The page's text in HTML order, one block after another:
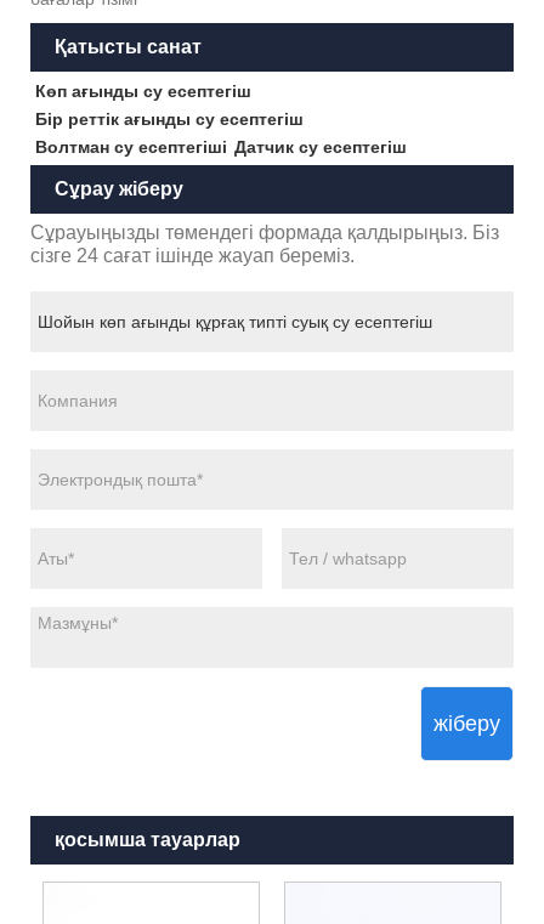
Қатысты санат
Көп ағынды су есептегіш
Бір реттік ағынды су есептегіш
Волтман су есептегіші Датчик су есептегіш
Сұрау жіберу
Сұрауыңызды төмендегі формада қалдырыңыз. Біз
сізге 24 сағат ішінде жауап береміз.
жіберу
қосымша тауарлар